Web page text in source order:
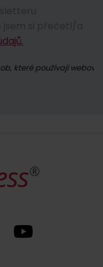
které používají webové